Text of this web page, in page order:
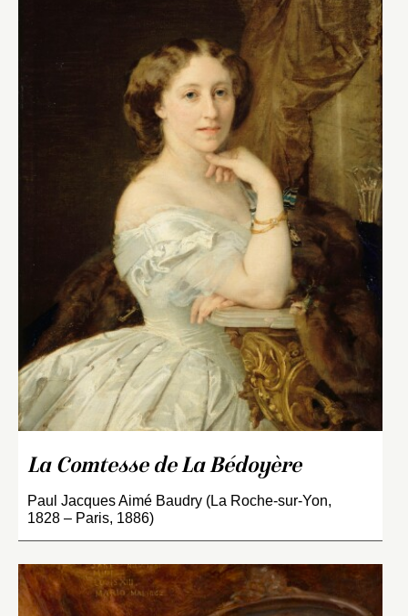
La Comtesse de La Bédoyère
Paul Jacques Aimé Baudry (La Roche-sur-Yon,
1828 – Paris, 1886)